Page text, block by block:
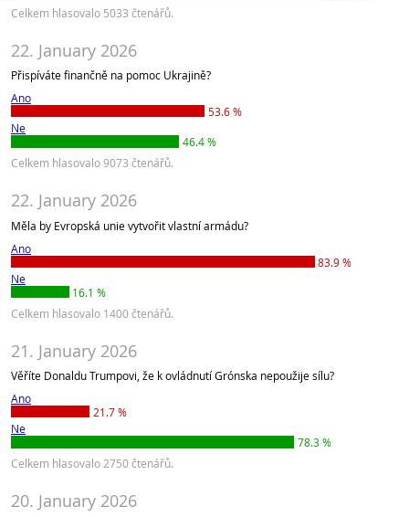
Celkem hlasovalo 5033 čtenářů.
22. January 2026
Přispíváte finančně na pomoc Ukrajině?
Ano
53.6 %
Ne
46.4 %
Celkem hlasovalo 9073 čtenářů.
22. January 2026
Měla by Evropská unie vytvořit vlastní armádu?
Ano
83.9 %
Ne
16.1 %
Celkem hlasovalo 1400 čtenářů.
21. January 2026
Věříte Donaldu Trumpovi, že k ovládnutí Grónska nepoužije sílu?
Ano
21.7 %
Ne
78.3 %
Celkem hlasovalo 2750 čtenářů.
20. January 2026